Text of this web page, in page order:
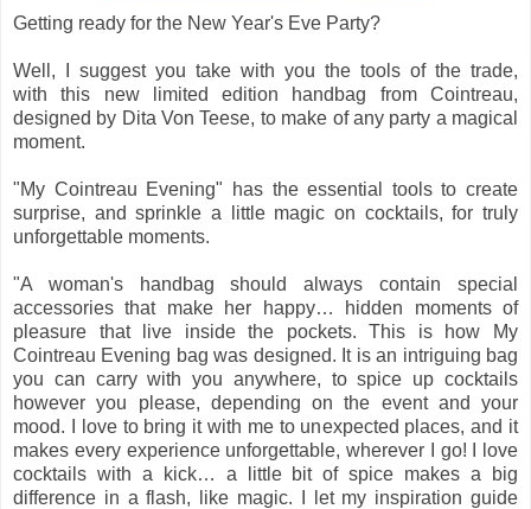
Getting ready for the New Year's Eve Party?
Well, I suggest you take with you the tools of the trade,
with this new limited edition handbag from Cointreau,
designed by Dita Von Teese, to make of any party a magical
moment.
"My Cointreau Evening" has the essential tools to create
surprise, and sprinkle a little magic on cocktails, for truly
unforgettable moments.
"A woman's handbag should always contain special
accessories that make her happy… hidden moments of
pleasure that live inside the pockets. This is how My
Cointreau Evening bag was designed. It is an intriguing bag
you can carry with you anywhere, to spice up cocktails
however you please, depending on the event and your
mood. I love to bring it with me to unexpected places, and it
makes every experience unforgettable, wherever I go! I love
cocktails with a kick… a little bit of spice makes a big
difference in a flash, like magic. I let my inspiration guide